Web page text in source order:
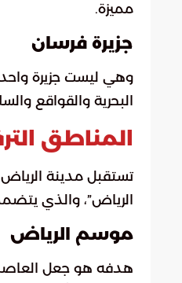
مميزة.
جزيرة فرسان
البحرية والقواقع
المناطق
تستقبل مدينة الرياض
الرياض”، والذي
موسم الرياض
هدفه هو جعل العاصمة